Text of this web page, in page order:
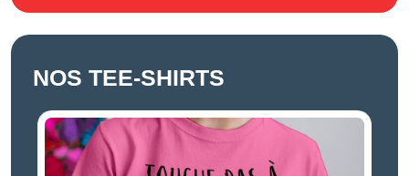
NOS TEE-SHIRTS